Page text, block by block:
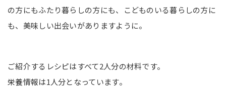
の方にもふたり暮らしの方にも、こどものいる暮らしの方に
も、美味しい出会いがありますように。
ご紹介するレシピはすべて2人分の材料です。
栄養情報は1人分となっています。